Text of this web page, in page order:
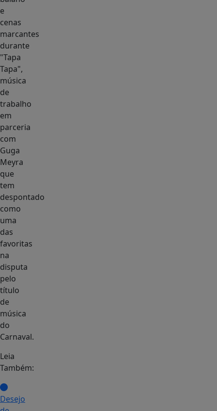
e
cenas
marcantes
durante
"Tapa
Tapa",
música
de
trabalho
em
parceria
com
Guga
Meyra
que
tem
despontado
como
uma
das
favoritas
na
disputa
pelo
título
de
música
do
Carnaval.
Leia
Também:
Desejo